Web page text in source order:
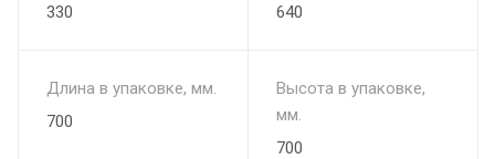
330
640
Длина в упаковке, мм.
700
Высота в упаковке,
мм.
700